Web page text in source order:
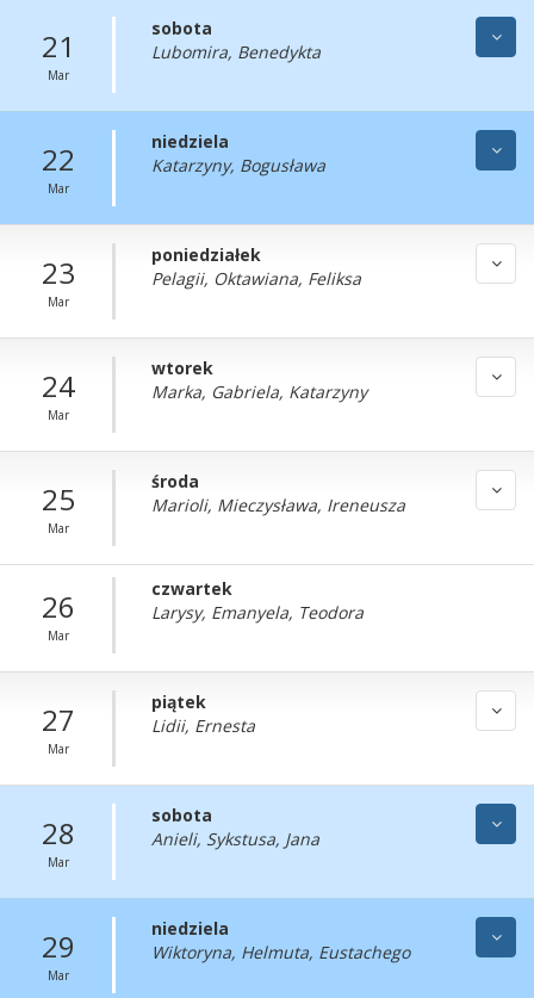
21
Mar
sobota
Lubomira, Benedykta
22
Mar
niedziela
Katarzyny, Bogusława
23
Mar
poniedziałek
Pelagii, Oktawiana, Feliksa
24
Mar
wtorek
Marka, Gabriela, Katarzyny
25
Mar
środa
Marioli, Mieczysława, Ireneusza
26
Mar
czwartek
Larysy, Emanyela, Teodora
27
Mar
piątek
Lidii, Ernesta
28
Mar
sobota
Anieli, Sykstusa, Jana
29
Mar
niedziela
Wiktoryna, Helmuta, Eustachego